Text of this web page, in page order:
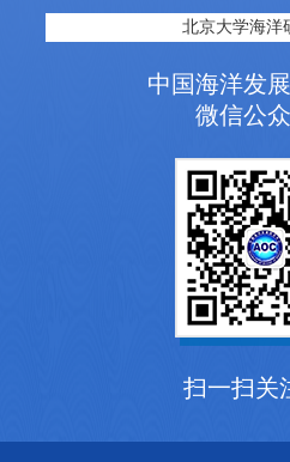
北京大学海洋
中国海洋发
微信公
扫一扫关